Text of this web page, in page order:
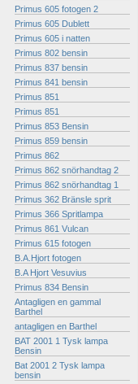
Primus 605 fotogen 2
Primus 605 Dublett
Primus 605 i natten
Primus 802 bensin
Primus 837 bensin
Primus 841 bensin
Primus 851
Primus 851
Primus 853 Bensin
Primus 859 bensin
Primus 862
Primus 862 snörhandtag 2
Primus 862 snörhandtag 1
Primus 362 Bränsle sprit
Primus 366 Spritlampa
Primus 861 Vulcan
Primus 615 fotogen
B.A.Hjort fotogen
B.A Hjort Vesuvius
Primus 834 Bensin
Antagligen en gammal
Barthel
antagligen en Barthel
BAT 2001 1 Tysk lampa
Bensin
Bat 2001 2 Tysk lampa
bensin